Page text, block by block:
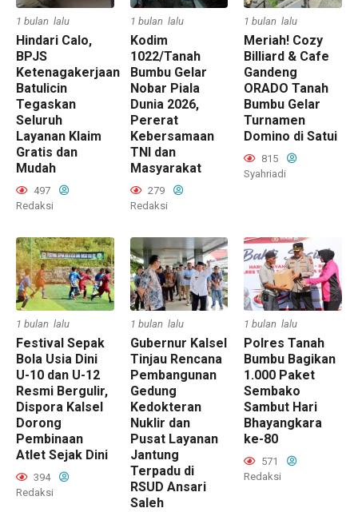
1 bulan lalu
Hindari Calo,
BPJS
Ketenagakerjaan
Batulicin
Tegaskan
Seluruh
Layanan Klaim
Gratis dan
Mudah
497
Redaksi
1 bulan lalu
Kodim
1022/Tanah
Bumbu Gelar
Nobar Piala
Dunia 2026,
Pererat
Kebersamaan
TNI dan
Masyarakat
279
Redaksi
1 bulan lalu
Meriah! Cozy
Billiard & Cafe
Gandeng
ORADO Tanah
Bumbu Gelar
Turnamen
Domino di Satui
815
Syahriadi
1 bulan lalu
Festival Sepak
Bola Usia Dini
U-10 dan U-12
Resmi Bergulir,
Dispora Kalsel
Dorong
Pembinaan
Atlet Sejak Dini
394
Redaksi
1 bulan lalu
Gubernur Kalsel
Tinjau Rencana
Pembangunan
Gedung
Kedokteran
Nuklir dan
Pusat Layanan
Jantung
Terpadu di
RSUD Ansari
Saleh
1 bulan lalu
Polres Tanah
Bumbu Bagikan
1.000 Paket
Sembako
Sambut Hari
Bhayangkara
ke-80
571
Redaksi